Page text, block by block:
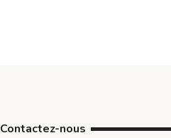
Contactez-nous